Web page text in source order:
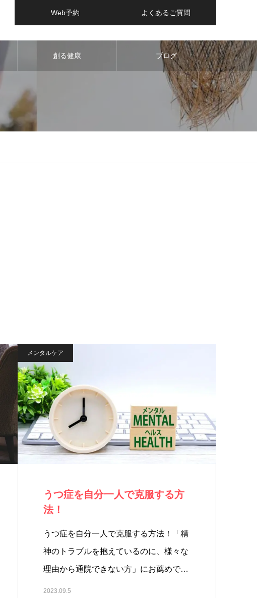
Web予約 よくあるご質問
創る健康 ブログ
メンタルケア
うつ症を自分一人で克服する方
法！
うつ症を自分一人で克服する方法！「精
神のトラブルを抱えているのに、様々な
理由から通院できない方」にお薦めで
す。…
2023.09.5